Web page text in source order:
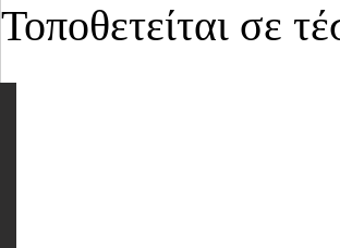
Τοποθετείται σε